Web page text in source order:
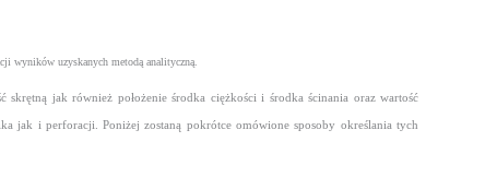
wyników uzyskanych metodą analityczną.
jak również położenie środka ciężkości i środka ścinania oraz wartość
jak i perforacji. Poniżej zostaną pokrótce omówione sposoby określania tych